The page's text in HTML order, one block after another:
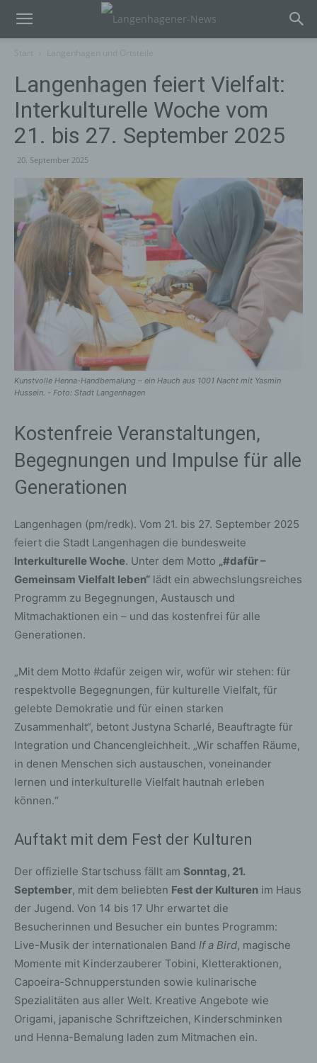
Langenhagen feiert Vielfalt:
Interkulturelle Woche vom
21. bis 27. September 2025
20. September 2025
Kunstvolle Henna-Handbemalung – ein Hauch aus 1001 Nacht mit Yasmin
Hussein. - Foto: Stadt Langenhagen
Kostenfreie Veranstaltungen,
Begegnungen und Impulse für alle
Generationen
Langenhagen (pm/redk). Vom 21. bis 27. September 2025
feiert die Stadt Langenhagen die bundesweite
Interkulturelle Woche. Unter dem Motto „#dafür –
Gemeinsam Vielfalt leben“ lädt ein abwechslungsreiches
Programm zu Begegnungen, Austausch und
Mitmachaktionen ein – und das kostenfrei für alle
Generationen.
„Mit dem Motto #dafür zeigen wir, wofür wir stehen: für
respektvolle Begegnungen, für kulturelle Vielfalt, für
gelebte Demokratie und für einen starken
Zusammenhalt“, betont Justyna Scharlé, Beauftragte für
Integration und Chancengleichheit. „Wir schaffen Räume,
in denen Menschen sich austauschen, voneinander
lernen und interkulturelle Vielfalt hautnah erleben
können.“
Auftakt mit dem Fest der Kulturen
Der offizielle Startschuss fällt am Sonntag, 21.
September, mit dem beliebten Fest der Kulturen im Haus
der Jugend. Von 14 bis 17 Uhr erwartet die
Besucherinnen und Besucher ein buntes Programm:
Live-Musik der internationalen Band If a Bird, magische
Momente mit Kinderzauberer Tobini, Kletteraktionen,
Capoeira-Schnupperstunden sowie kulinarische
Spezialitäten aus aller Welt. Kreative Angebote wie
Origami, japanische Schriftzeichen, Kinderschminken
und Henna-Bemalung laden zum Mitmachen ein.